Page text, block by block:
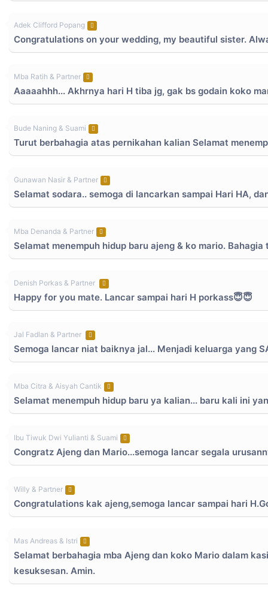
Adek Clifford Popang
Congratulations on your wedding, my beautiful sister.
Mba Ratih & Partner
Aaaaahhh... Akhrnya hari H tiba jg, gak bs godain koko
Bude Naning & Suami
Turut berbahagia atas pernikahan kalian Selamat
Gunawan Nasir & Partner
Selamat sodara.. semoga di lancarkan sampai Hari HA,
Mba Denanda & Partner
Selamat menempuh hidup baru ajeng & ko mario.
Denish Porkas & Partner
Happy for you mate. Lancar sampai hari H porkass😇😇
Jal Fadlan & Partner
Semoga lancar niat baiknya jal... Menjadi keluarga yang
Mba Citra & Aisyah Cantik
Selamat menempuh hidup baru ya kalian... baru kali ini
Ibu Tiwuk Dwi Yulianti & Suami
Congratz Ajeng dan Mario...semoga lancar segala
Willy & Partner
Congratulations kak ajeng,semoga lancar sampai hari
Mas Andreas & Istri
Selamat berbahagia mba Ajeng dan koko Mario dalam
kesuksesan. Amin.